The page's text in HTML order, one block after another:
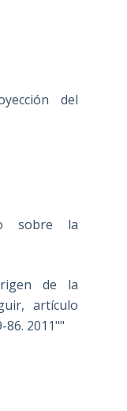
del
sobre la
de la
artículo
86. 2011""